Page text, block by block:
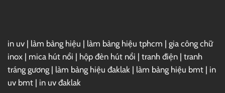
in uv | làm bảng hiệu | làm bảng hiệu tphcm | gia công chữ
inox | mica hút nổi | hộp đèn hút nổi | tranh điện | tranh
tráng gương | làm bảng hiệu đaklak | làm bảng hiệu bmt | in
uv bmt | in uv đaklak